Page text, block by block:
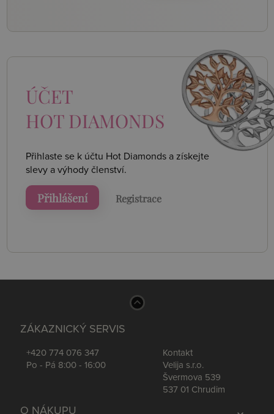
ÚČET
HOT DIAMONDS
Přihlaste se k účtu Hot Diamonds a získejte
slevy a výhody členství.
Přihlášení Registrace
ZÁKAZNICKÝ SERVIS
+420 774 076 347
Po - Pá 8:00 - 16:00
Kontakt
Velija s.r.o.
Švermova 539
537 01 Chrudim
O NÁKUPU